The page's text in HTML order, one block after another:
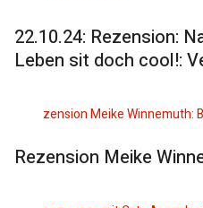
22.10.24: Rezension:
Leben sit doch cool!:
Rezension Meike